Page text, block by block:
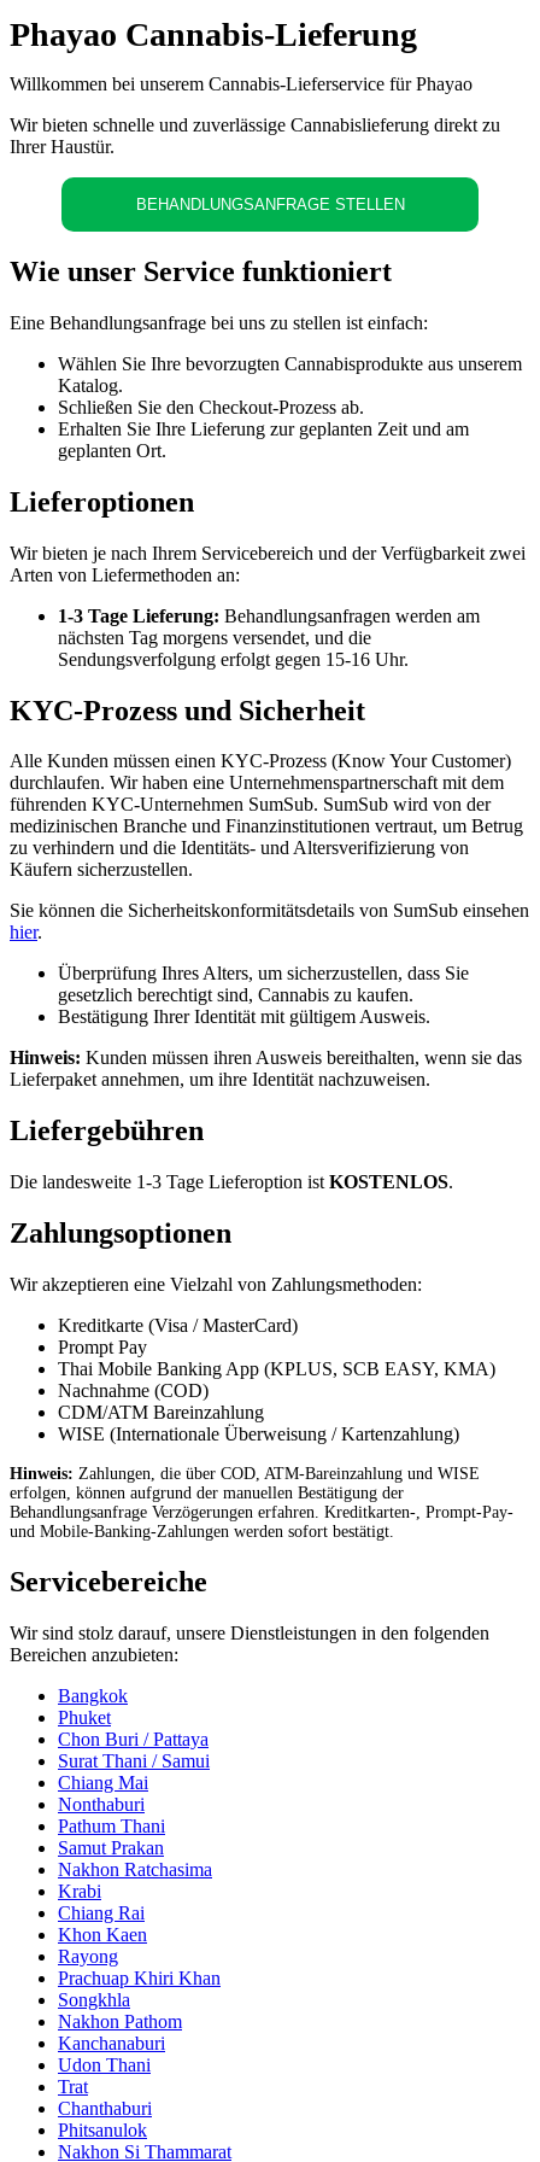
Phayao Cannabis-Lieferung
Willkommen bei unserem Cannabis-Lieferservice für Phayao
Wir bieten schnelle und zuverlässige Cannabislieferung direkt zu
Ihrer Haustür.
BEHANDLUNGSANFRAGE STELLEN
Wie unser Service funktioniert
Eine Behandlungsanfrage bei uns zu stellen ist einfach:
Wählen Sie Ihre bevorzugten Cannabisprodukte aus unserem
Katalog.
Schließen Sie den Checkout-Prozess ab.
Erhalten Sie Ihre Lieferung zur geplanten Zeit und am
geplanten Ort.
Lieferoptionen
Wir bieten je nach Ihrem Servicebereich und der Verfügbarkeit zwei
Arten von Liefermethoden an:
1-3 Tage Lieferung: Behandlungsanfragen werden am
nächsten Tag morgens versendet, und die
Sendungsverfolgung erfolgt gegen 15-16 Uhr.
KYC-Prozess und Sicherheit
Alle Kunden müssen einen KYC-Prozess (Know Your Customer)
durchlaufen. Wir haben eine Unternehmenspartnerschaft mit dem
führenden KYC-Unternehmen SumSub. SumSub wird von der
medizinischen Branche und Finanzinstitutionen vertraut, um Betrug
zu verhindern und die Identitäts- und Altersverifizierung von
Käufern sicherzustellen.
Sie können die Sicherheitskonformitätsdetails von SumSub einsehen
hier.
Überprüfung Ihres Alters, um sicherzustellen, dass Sie
gesetzlich berechtigt sind, Cannabis zu kaufen.
Bestätigung Ihrer Identität mit gültigem Ausweis.
Hinweis: Kunden müssen ihren Ausweis bereithalten, wenn sie das
Lieferpaket annehmen, um ihre Identität nachzuweisen.
Liefergebühren
Die landesweite 1-3 Tage Lieferoption ist KOSTENLOS.
Zahlungsoptionen
Wir akzeptieren eine Vielzahl von Zahlungsmethoden:
Kreditkarte (Visa / MasterCard)
Prompt Pay
Thai Mobile Banking App (KPLUS, SCB EASY, KMA)
Nachnahme (COD)
CDM/ATM Bareinzahlung
WISE (Internationale Überweisung / Kartenzahlung)
Hinweis: Zahlungen, die über COD, ATM-Bareinzahlung und WISE
erfolgen, können aufgrund der manuellen Bestätigung der
Behandlungsanfrage Verzögerungen erfahren. Kreditkarten-, Prompt-Pay-
und Mobile-Banking-Zahlungen werden sofort bestätigt.
Servicebereiche
Wir sind stolz darauf, unsere Dienstleistungen in den folgenden
Bereichen anzubieten:
Bangkok
Phuket
Chon Buri / Pattaya
Surat Thani / Samui
Chiang Mai
Nonthaburi
Pathum Thani
Samut Prakan
Nakhon Ratchasima
Krabi
Chiang Rai
Khon Kaen
Rayong
Prachuap Khiri Khan
Songkhla
Nakhon Pathom
Kanchanaburi
Udon Thani
Trat
Chanthaburi
Phitsanulok
Nakhon Si Thammarat